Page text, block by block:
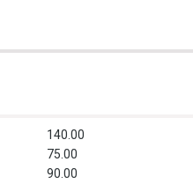
140.00
75.00
90.00